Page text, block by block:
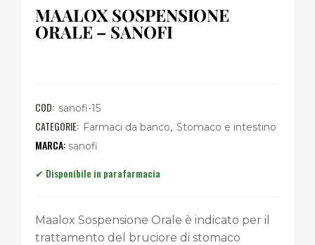
MAALOX SOSPENSIONE
ORALE – SANOFI
COD: sanofi-15
CATEGORIE: Farmaci da banco Stomaco e intestino
sanofi
Maalox Sospensione Orale è indicato per il
trattamento del bruciore di stomaco